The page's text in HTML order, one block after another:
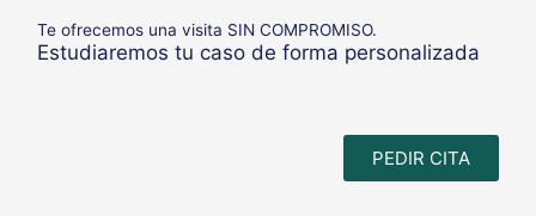
Te ofrecemos una visita SIN COMPROMISO.
Estudiaremos tu caso de forma personalizada
PEDIR CITA